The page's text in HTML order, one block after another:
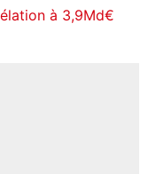
à 3,9Md€